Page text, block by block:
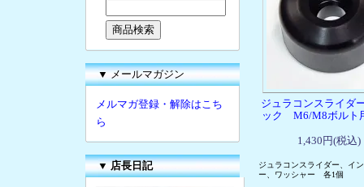
▼ メールマガジン
メルマガ登録・解除はこち
ら
▼ 店長日記
ジュラコンスライダ
ック M6/M8ボル
1,430円(税込)
ジュラコンスライダー、イ
ー、ワッシャー 各1個